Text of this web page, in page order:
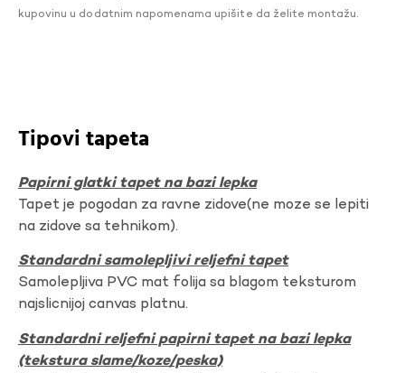
kupovinu u dodatnim napomenama upišite da želite montažu.
Tipovi tapeta
Papirni glatki tapet na bazi lepka
Tapet je pogodan za ravne zidove(ne moze se lepiti
na zidove sa tehnikom).
Standardni samolepljivi reljefni tapet
Samolepljiva PVC mat folija sa blagom teksturom
najslicnijoj canvas platnu.
Standardni reljefni papirni tapet na bazi lepka
(tekstura slame/koze/peska)